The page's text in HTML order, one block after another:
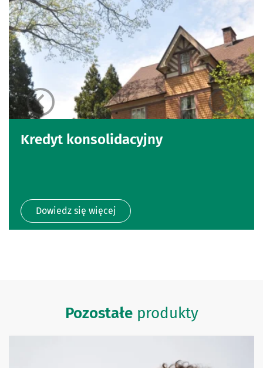
Kredyt konsolidacyjny
Dowiedz się więcej
Pozostałeprodukty